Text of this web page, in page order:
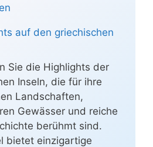
auf den griechischen
Sie die Highlights der
Inseln, die für ihre
Landschaften,
Gewässer und reiche
berühmt sind.
bietet einzigartige